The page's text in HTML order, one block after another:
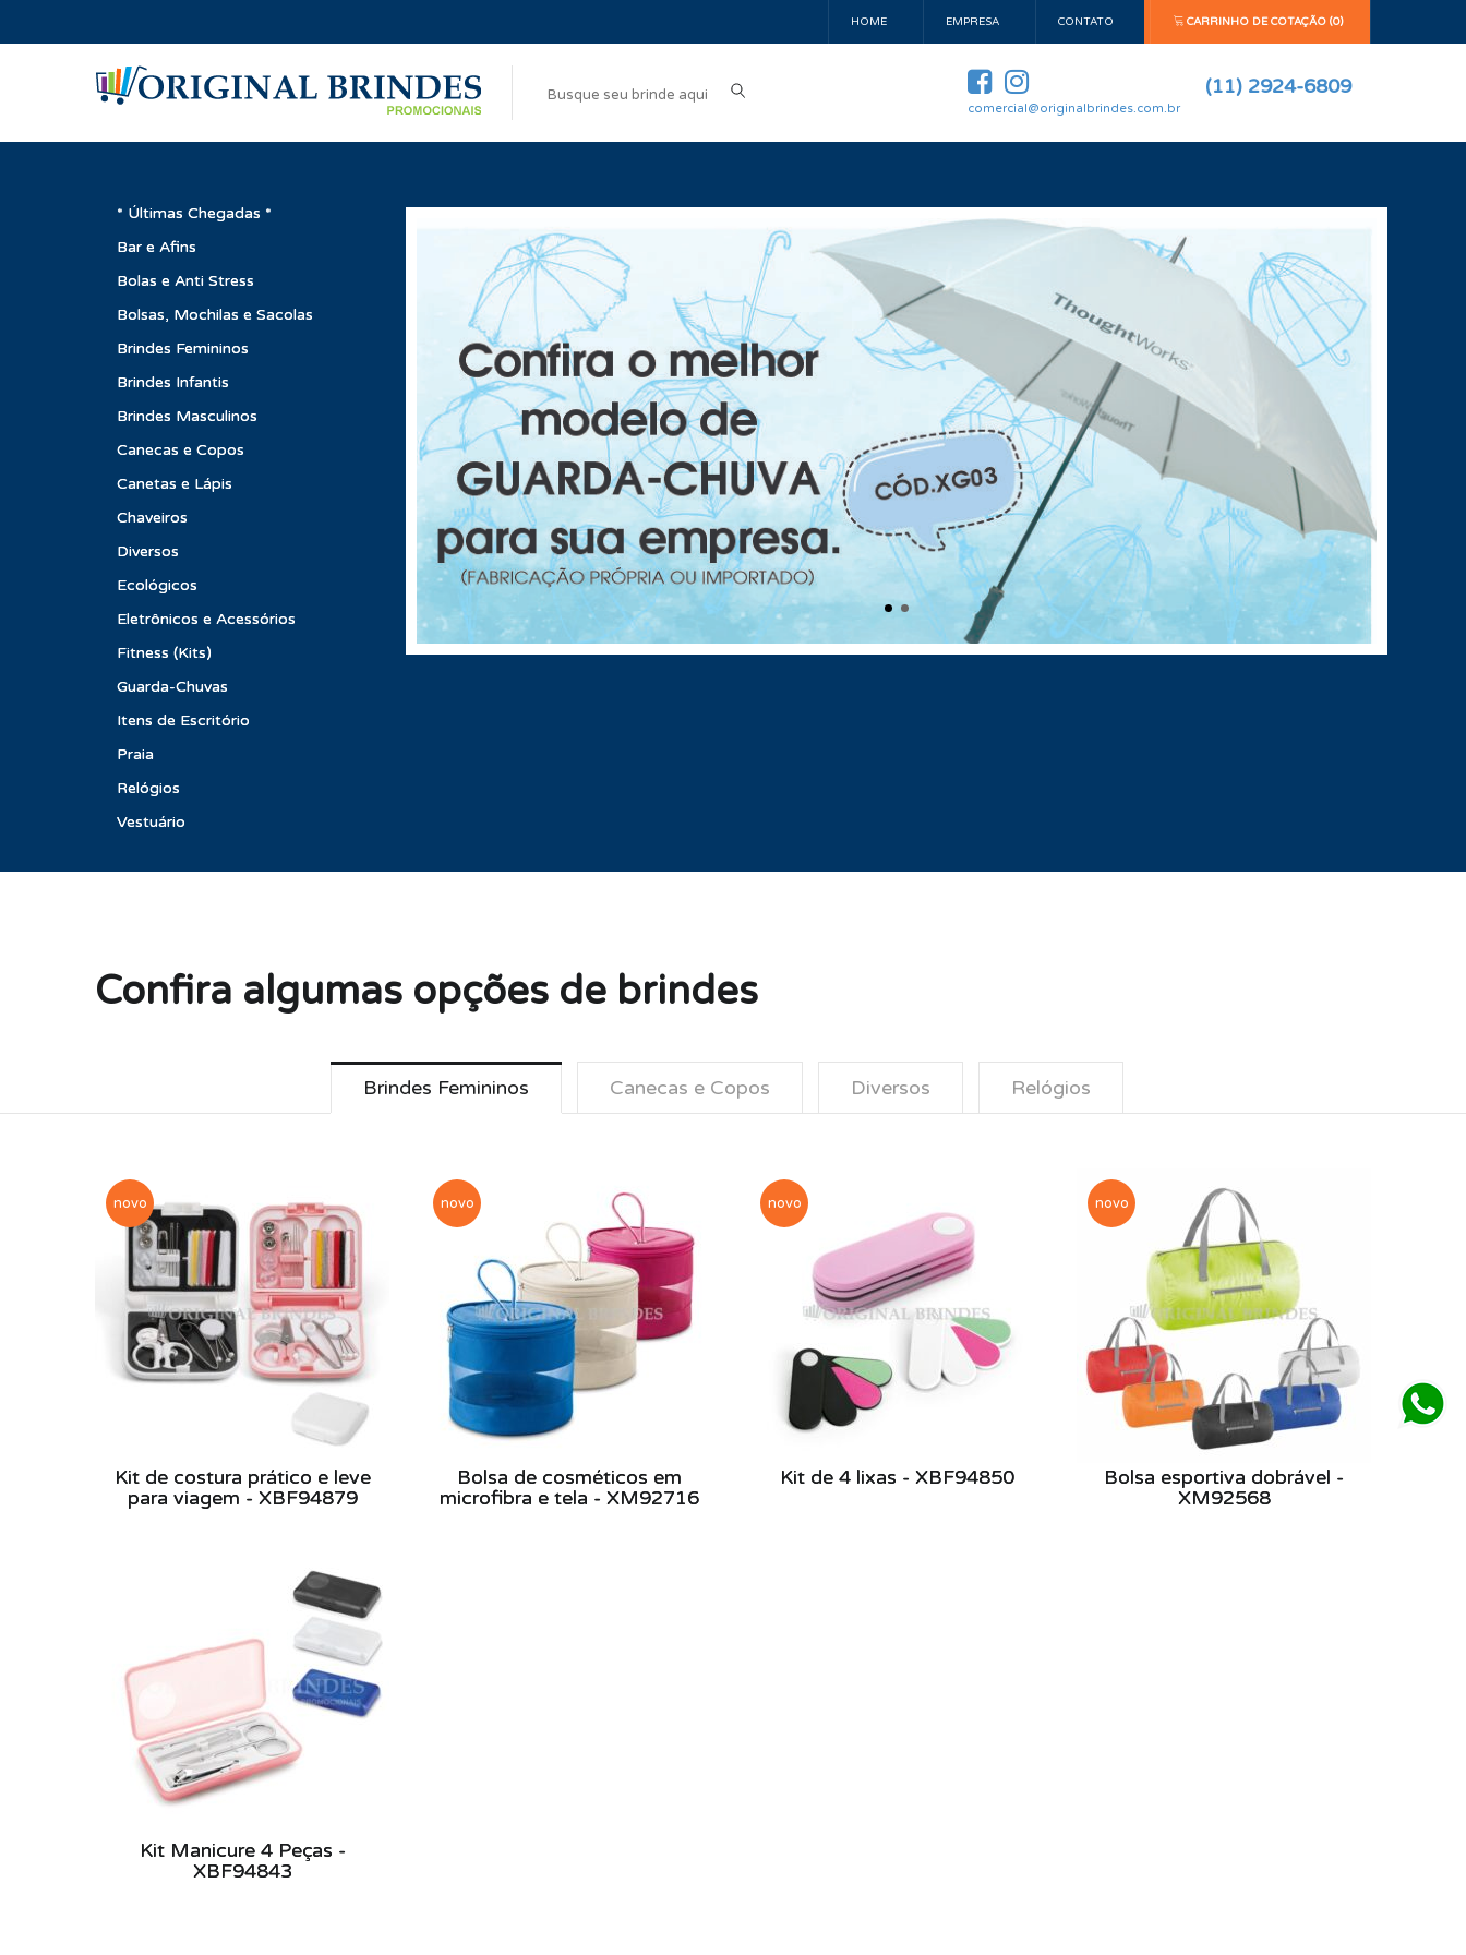
HOME EMPRESA CONTATO CARRINHO DE COTAÇÃO (0)
comercial@originalbrindes.com.br
(11) 2924-6809
* Últimas Chegadas *
Bar e Afins
Bolas e Anti Stress
Bolsas, Mochilas e Sacolas
Brindes Femininos
Brindes Infantis
Brindes Masculinos
Canecas e Copos
Canetas e Lápis
Chaveiros
Diversos
Ecológicos
Eletrônicos e Acessórios
Fitness (Kits)
Guarda-Chuvas
Itens de Escritório
Praia
Relógios
Vestuário
Confira algumas opções de brindes
Brindes Femininos Canecas e Copos Diversos Relógios
novo
Kit de costura prático e leve
para viagem - XBF94879
novo
Bolsa de cosméticos em
microfibra e tela - XM92716
novo
Kit de 4 lixas - XBF94850
novo
Bolsa esportiva dobrável -
XM92568
Kit Manicure 4 Peças -
XBF94843